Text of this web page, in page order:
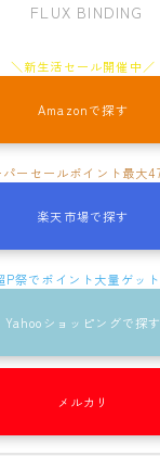
FLUX BINDING
Amazonで探す
楽天市場で探す
Yahooショッピングで探す
メルカリ